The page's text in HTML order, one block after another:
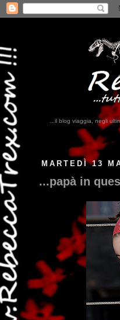
...il blog viaggia, negli
...qui trovate il nostro
MARTEDÌ 13
...papà in